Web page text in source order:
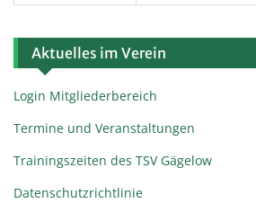
Aktuelles im Verein
Login Mitgliederbereich
Termine und Veranstaltungen
Trainingszeiten des TSV Gägelow
Datenschutzrichtlinie